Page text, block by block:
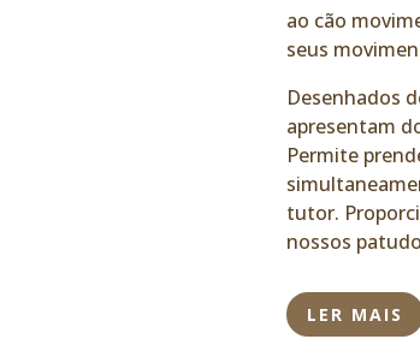
ao cão
seus
Desenhados
apresentam
Permite
tutor.
nossos
LER MAIS